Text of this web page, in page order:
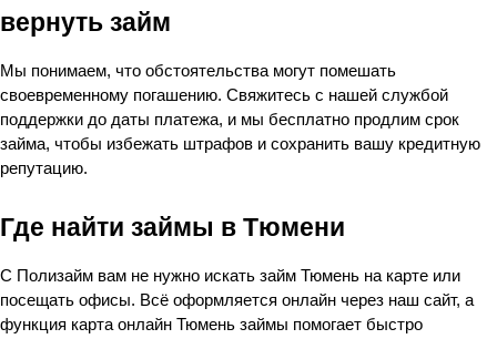
вернуть займ
Мы понимаем, что обстоятельства могут помешать
своевременному погашению. Свяжитесь с нашей службой
поддержки до даты платежа, и мы бесплатно продлим срок
займа, чтобы избежать штрафов и сохранить вашу кредитную
репутацию.
Где найти займы в Тюмени
С Полизайм вам не нужно искать займ Тюмень на карте или
посещать офисы. Всё оформляется онлайн через наш сайт, а
функция карта онлайн Тюмень займы помогает быстро